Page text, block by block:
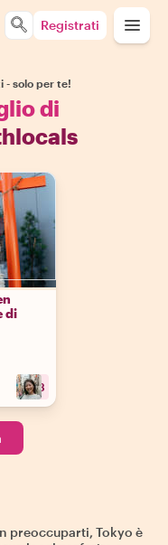
Registrati
- solo per te!
di
di
+13
preoccuparti, Tokyo è